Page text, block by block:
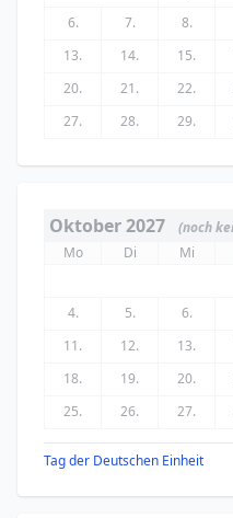
6.
7. 8.
13.
14. 15.
20.
21. 22.
27.
28. 29.
Oktober 2027
(noch
Mo
Di Mi
4.
5. 6.
11.
12. 13.
18.
19. 20.
25.
26. 27.
Tag der Deutschen Einheit